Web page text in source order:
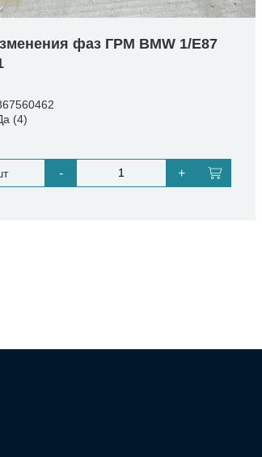
фаз ГРМ BMW 1/E87
В наличии: Да (4)
- +